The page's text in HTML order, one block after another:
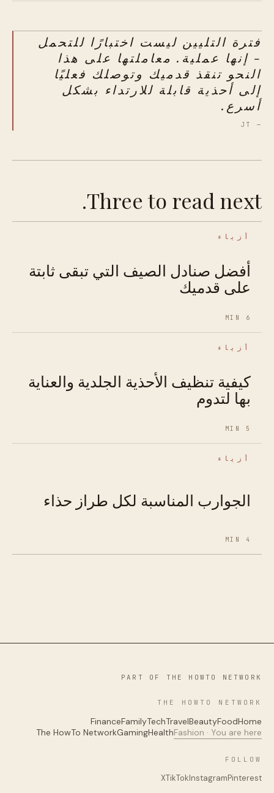
فترة التليين ليست اختبارًا للتحمل
- إنها عملية. معاملتها على هذا
النحو تنقذ قدميك وتوصلك فعليًا
إلى أحذية قابلة للارتداء بشكل
أسرع.
— JT
Three to read next.
أزياء
أفضل صنادل الصيف التي تبقى ثابتة
على قدميك
6 MIN
أزياء
كيفية تنظيف الأحذية الجلدية والعناية
بها لتدوم
5 MIN
أزياء
الجوارب المناسبة لكل طراز حذاء
4 MIN
PART OF THE HOWTO NETWORK
THE HOWTO NETWORK
Home
Food
Beauty
Travel
Tech
Family
Finance
Fashion · You are here
Health
Gaming
The HowTo Network
FOLLOW
Pinterest
Instagram
TikTok
X